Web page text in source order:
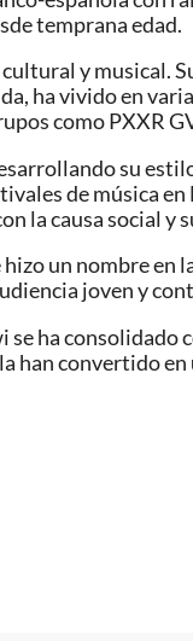
temprana edad.
y musical.
ha vivido en
como PXXR
su
de música en
la causa social
hizo un nombre
joven y
se ha
han convertido en